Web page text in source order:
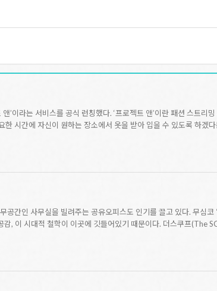
이라는 서비스를 공식 런칭했다. ‘프로젝트 앤’이란 패션 스트리
시간에 자신이 원하는 장소에서 옷을 받아 입을 수 있도록 하겠
간인 사무실을 빌려주는 공유오피스도 인기를 끌고 있다. 무심코
, 이 시대적 철학이 이곳에 깃들어있기 때문이다. 더스쿠프(The